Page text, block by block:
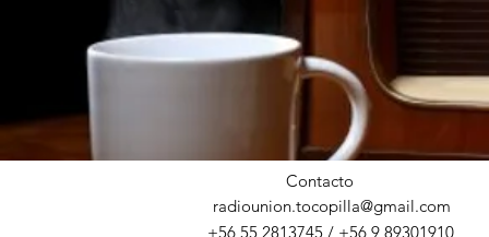
Contacto
radiounion.tocopilla@gmail.com
+56 55 2813745 / +56 9 89301910